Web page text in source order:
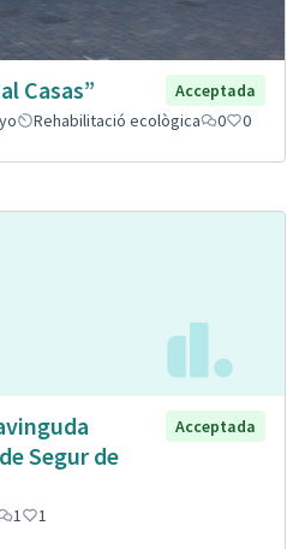
Casas”
Acceptada
Rehabilitació ecològica 0 0
Segur de
Acceptada
1 1